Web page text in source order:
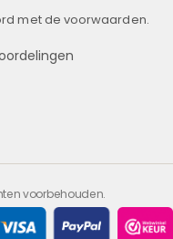
met de voorwaarden.
voorbehouden.